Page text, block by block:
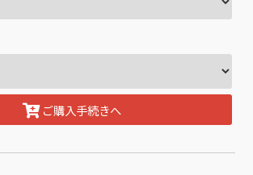
ご購入手続きへ